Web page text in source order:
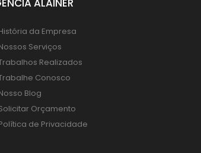
da Empresa
Serviços
Realizados
Conosco
Blog
Orçamento
de Privacidade